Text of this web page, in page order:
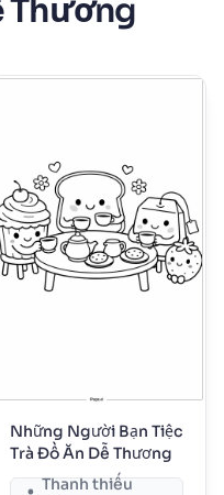
Thương
Những Người Bạn Tiệc
Trà Đồ Ăn Dễ Thương
Thanh thiếu